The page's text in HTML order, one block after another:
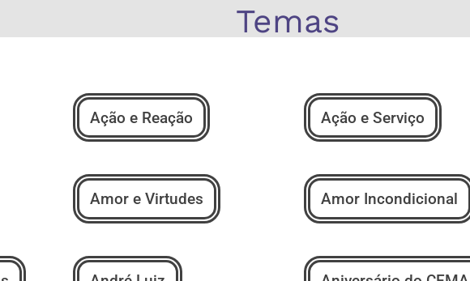
Temas
Ação e Reação Ação e Serviço
Amor e Virtudes Amor Incondicional